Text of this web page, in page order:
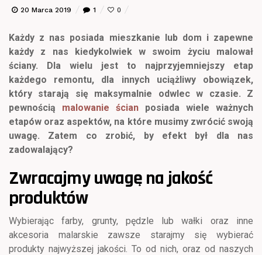
20 Marca 2019 1 0
Każdy z nas posiada mieszkanie lub dom i zapewne
każdy z nas kiedykolwiek w swoim życiu malował
ściany. Dla wielu jest to najprzyjemniejszy etap
każdego remontu, dla innych uciążliwy obowiązek,
który starają się maksymalnie odwlec w czasie. Z
pewnością malowanie ścian posiada wiele ważnych
etapów oraz aspektów, na które musimy zwrócić swoją
uwagę. Zatem co zrobić, by efekt był dla nas
zadowalający?
Zwracajmy uwagę na jakość
produktów
Wybierając farby, grunty, pędzle lub wałki oraz inne
akcesoria malarskie zawsze starajmy się wybierać
produkty najwyższej jakości. To od nich, oraz od naszych